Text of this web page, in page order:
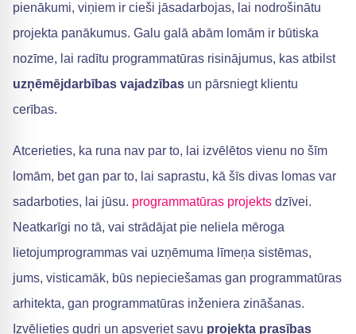
pienākumi, viņiem ir cieši jāsadarbojas, lai nodrošinātu
projekta panākumus. Galu galā abām lomām ir būtiska
nozīme, lai radītu programmatūras risinājumus, kas atbilst
uzņēmējdarbības vajadzības un pārsniegt klientu
cerības.
Atcerieties, ka runa nav par to, lai izvēlētos vienu no šīm
lomām, bet gan par to, lai saprastu, kā šīs divas lomas var
sadarboties, lai jūsu. programmatūras projekts dzīvei.
Neatkarīgi no tā, vai strādājat pie neliela mēroga
lietojumprogrammas vai uzņēmuma līmeņa sistēmas,
jums, visticamāk, būs nepieciešamas gan programmatūras
arhitekta, gan programmatūras inženiera zināšanas.
Izvēlieties gudri un apsveriet savu projekta prasības